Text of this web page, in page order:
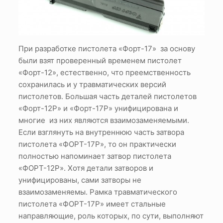
При разработке пистолета «Форт-17» за основу
были взят проверенный временем пистолет
«Форт-12», естественно, что преемственность
сохранилась и у травматических версий
пистолетов. Большая часть деталей пистолетов
«Форт-12Р» и «Форт-17Р» унифицирована и
многие из них являются взаимозаменяемыми.
Если взглянуть на внутреннюю часть затвора
пистолета «ФОРТ-17Р», то он практически
полностью напоминает затвор пистолета
«ФОРТ-12Р». Хотя детали затворов и
унифицированы, сами затворы не
взаимозаменяемы. Рамка травматического
пистолета «ФОРТ-17Р» имеет стальные
направляющие, роль которых, по сути, выполняют